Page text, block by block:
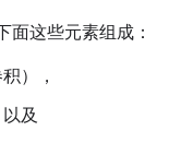
面这些元素组成：
），
及